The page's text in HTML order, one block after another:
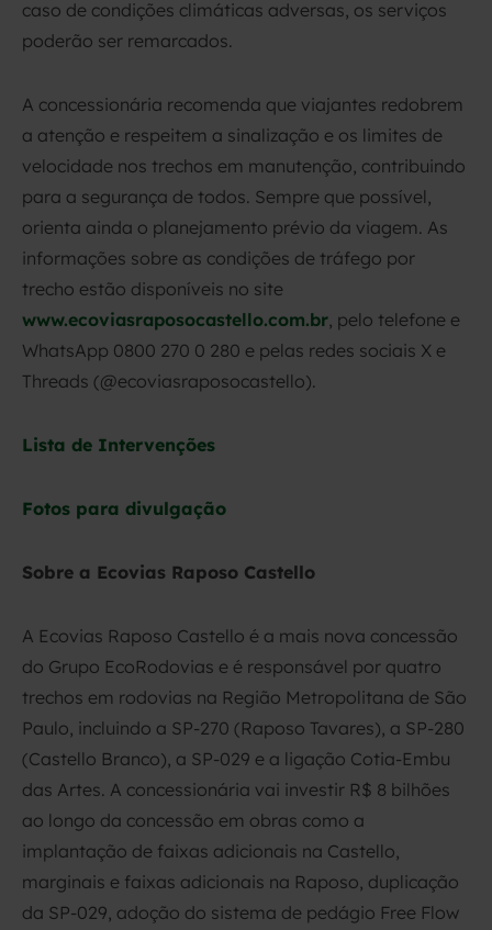
caso de condições climáticas adversas, os serviços
poderão ser remarcados.
A concessionária recomenda que viajantes redobrem
a atenção e respeitem a sinalização e os limites de
velocidade nos trechos em manutenção, contribuindo
para a segurança de todos. Sempre que possível,
orienta ainda o planejamento prévio da viagem. As
informações sobre as condições de tráfego por
trecho estão disponíveis no site
www.ecoviasraposocastello.com.br, pelo telefone e
WhatsApp 0800 270 0 280 e pelas redes sociais X e
Threads (@ecoviasraposocastello).
Lista de Intervenções
Fotos para divulgação
Sobre a Ecovias Raposo Castello
A Ecovias Raposo Castello é a mais nova concessão
do Grupo EcoRodovias e é responsável por quatro
trechos em rodovias na Região Metropolitana de São
Paulo, incluindo a SP-270 (Raposo Tavares), a SP-280
(Castello Branco), a SP-029 e a ligação Cotia-Embu
das Artes. A concessionária vai investir R$ 8 bilhões
ao longo da concessão em obras como a
implantação de faixas adicionais na Castello,
marginais e faixas adicionais na Raposo, duplicação
da SP-029, adoção do sistema de pedágio Free Flow